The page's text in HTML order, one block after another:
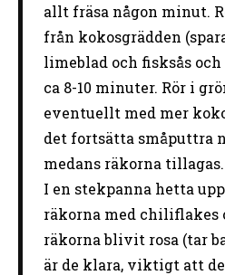
allt fräsa någon minut.
från kokosgrädden
limeblad och fisksås
ca 8-10 minuter. Rör i
eventuellt med mer
det fortsätta småputtra
medans räkorna tillagas.
I en stekpanna hetta
räkorna med chiliflakes
räkorna blivit rosa (tar
är de klara, viktigt att